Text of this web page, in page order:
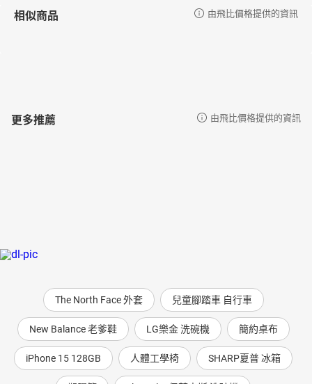
相似商品 由飛比價格提供的資訊
更多推薦 由飛比價格提供的資訊
The North Face 外套 兒童腳踏車 自行車
New Balance 老爹鞋 LG樂金 洗碗機 簡約桌布
iPhone 15 128GB 人體工學椅 SHARP夏普 冰箱